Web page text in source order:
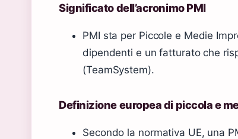
Significato dell’acronimo PMI
PMI sta per Piccole e Medie
dipendenti e un fatturato che
(TeamSystem).
Definizione europea di piccola e
Secondo la normativa UE, una